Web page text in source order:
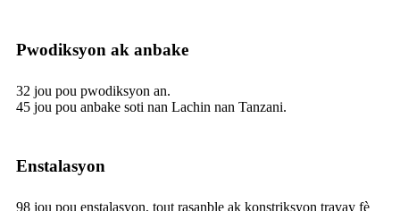
Pwodiksyon ak anbake
32 jou pou pwodiksyon an.
45 jou pou anbake soti nan Lachin nan Tanzani.
Enstalasyon
98 jou pou enstalasyon, tout rasanble ak konstriksyon travay fè